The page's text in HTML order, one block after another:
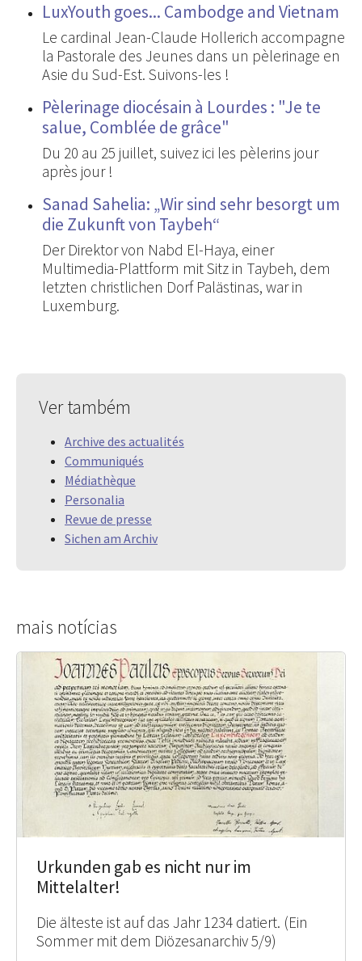
LuxYouth goes... Cambodge and Vietnam
Le cardinal Jean-Claude Hollerich accompagne
la Pastorale des Jeunes dans un pèlerinage en
Asie du Sud-Est. Suivons-les !
Pèlerinage diocésain à Lourdes : "Je te
salue, Comblée de grâce"
Du 20 au 25 juillet, suivez ici les pèlerins jour
après jour !
Sanad Sahelia: „Wir sind sehr besorgt um
die Zukunft von Taybeh“
Der Direktor von Nabd El-Haya, einer
Multimedia-Plattform mit Sitz in Taybeh, dem
letzten christlichen Dorf Palästinas, war in
Luxemburg.
Ver também
Archive des actualités
Communiqués
Médiathèque
Personalia
Revue de presse
Sichen am Archiv
mais notícias
Urkunden gab es nicht nur im
Mittelalter!
Die älteste ist auf das Jahr 1234 datiert. (Ein
Sommer mit dem Diözesanarchiv 5/9)